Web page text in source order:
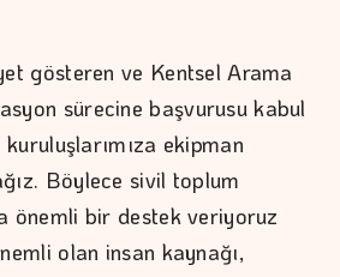
gösteren ve Kentsel Arama
sürecine başvurusu kabul
ekipman
Böylece sivil toplum
önemli bir destek veriyoruz
olan insan kaynağı,